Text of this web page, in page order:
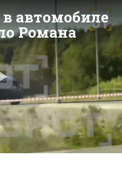
автомобиле
Романа